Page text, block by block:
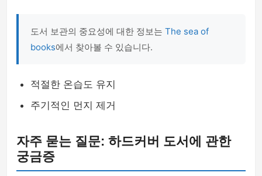
도서 보관의 중요성에 대한 정보는 The sea of
books에서 찾아볼 수 있습니다.
적절한 온습도 유지
주기적인 먼지 제거
자주 묻는 질문: 하드커버 도서에 관한
궁금증